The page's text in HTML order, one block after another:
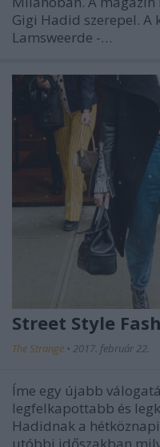
Gigi Hadid szerepel. A
Lamsweerde -…
Street Style
The Strange • 2017. február 22.
Íme egy újabb
legfelkapottabb és
Hadidnak a
utóbbi időszakban